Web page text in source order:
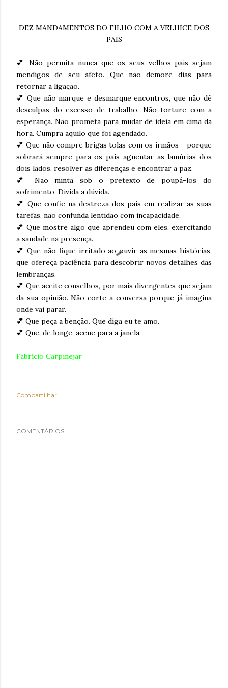
DEZ MANDAMENTOS DO FILHO COM A VELHICE DOS
PAIS
💕 Não permita nunca que os seus velhos pais sejam
mendigos de seu afeto. Que não demore dias para
retornar a ligação.
💕 Que não marque e desmarque encontros, que não dê
desculpas do excesso de trabalho. Não torture com a
esperança. Não prometa para mudar de ideia em cima da
hora. Cumpra aquilo que foi agendado.
💕 Que não compre brigas tolas com os irmãos - porque
sobrará sempre para os pais aguentar as lamúrias dos
dois lados, resolver as diferenças e encontrar a paz.
💕 Não minta sob o pretexto de poupá-los do
sofrimento. Divida a dúvida.
💕 Que confie na destreza dos pais em realizar as suas
tarefas, não confunda lentidão com incapacidade.
💕 Que mostre algo que aprendeu com eles, exercitando
a saudade na presença.
💕 Que não fique irritado ao ouvir as mesmas histórias,
que ofereça paciência para descobrir novos detalhes das
lembranças.
💕 Que aceite conselhos, por mais divergentes que sejam
da sua opinião. Não corte a conversa porque já imagina
onde vai parar.
💕 Que peça a benção. Que diga eu te amo.
💕 Que, de longe, acene para a janela.
Fabrício Carpinejar
Compartilhar
COMENTÁRIOS